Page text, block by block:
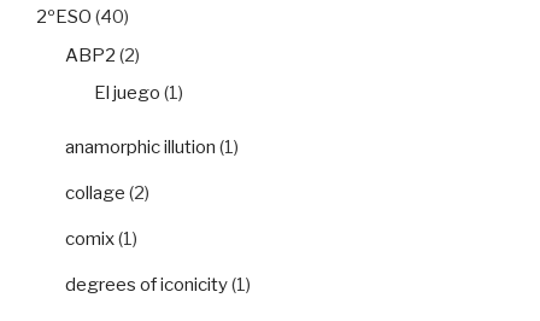
2ºESO (40)
ABP2 (2)
El juego (1)
anamorphic illution (1)
collage (2)
comix(1)
degrees of iconicity(1)